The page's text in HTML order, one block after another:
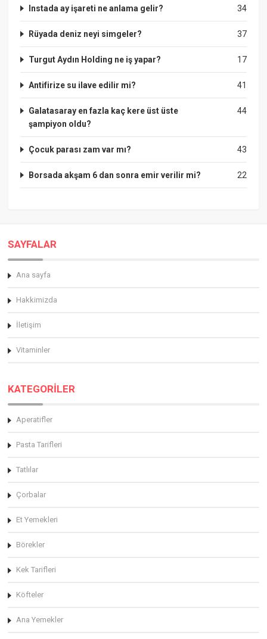
34
Instada ay işareti ne anlama gelir?
37
Rüyada deniz neyi simgeler?
17
Turgut Aydın Holding ne iş yapar?
41
Antifirize su ilave edilir mi?
44
Galatasaray en fazla kaç kere üst üste
şampiyon oldu?
43
Çocuk parası zam var mı?
22
Borsada akşam 6 dan sonra emir verilir mi?
SAYFALAR
Ana sayfa
Hakkimizda
İletişim
Vitaminler
KATEGORİLER
Aperatifler
Pasta Tarifleri
Tatlılar
Çorbalar
Et Yemekleri
Börekler
Kek Tarifleri
Köfteler
Ana Yemekler